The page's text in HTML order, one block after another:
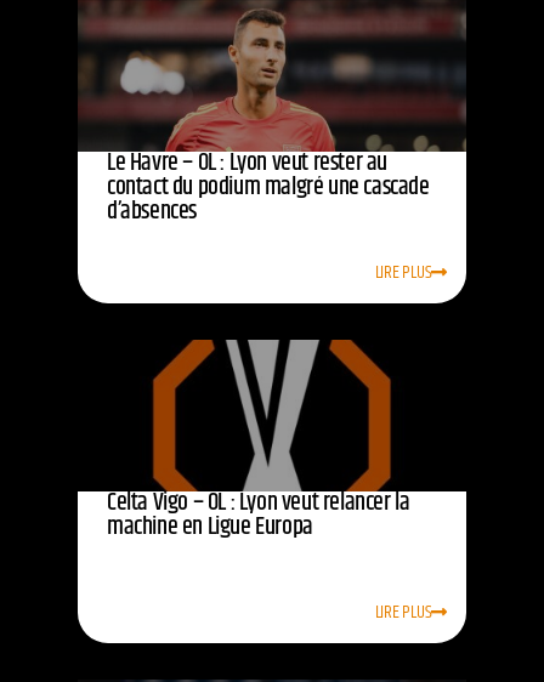
Le Havre – OL : Lyon veut rester au
contact du podium malgré une cascade
d’absences
LIRE PLUS
Celta Vigo – OL : Lyon veut relancer la
machine en Ligue Europa
LIRE PLUS